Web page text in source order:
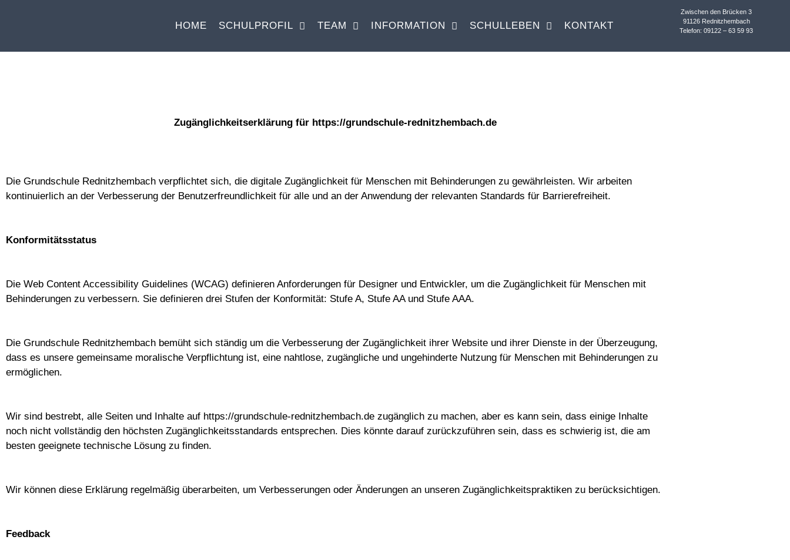
HOME SCHULPROFIL TEAM INFORMATION SCHULLEBEN KONTAKT
Zwischen den Brücken 3
91126 Rednitzhembach
Telefon: 09122 – 63 59 93
Zugänglichkeitserklärung für https://grundschule-rednitzhembach.de
Die Grundschule Rednitzhembach verpflichtet sich, die digitale Zugänglichkeit für Menschen mit Behinderungen zu gewährleisten. Wir arbeiten
kontinuierlich an der Verbesserung der Benutzerfreundlichkeit für alle und an der Anwendung der relevanten Standards für Barrierefreiheit.
Konformitätsstatus
Die Web Content Accessibility Guidelines (WCAG) definieren Anforderungen für Designer und Entwickler, um die Zugänglichkeit für Menschen mit
Behinderungen zu verbessern. Sie definieren drei Stufen der Konformität: Stufe A, Stufe AA und Stufe AAA.
Die Grundschule Rednitzhembach bemüht sich ständig um die Verbesserung der Zugänglichkeit ihrer Website und ihrer Dienste in der Überzeugung,
dass es unsere gemeinsame moralische Verpflichtung ist, eine nahtlose, zugängliche und ungehinderte Nutzung für Menschen mit Behinderungen zu
ermöglichen.
Wir sind bestrebt, alle Seiten und Inhalte auf https://grundschule-rednitzhembach.de zugänglich zu machen, aber es kann sein, dass einige Inhalte
noch nicht vollständig den höchsten Zugänglichkeitsstandards entsprechen. Dies könnte darauf zurückzuführen sein, dass es schwierig ist, die am
besten geeignete technische Lösung zu finden.
Wir können diese Erklärung regelmäßig überarbeiten, um Verbesserungen oder Änderungen an unseren Zugänglichkeitspraktiken zu berücksichtigen.
Feedback